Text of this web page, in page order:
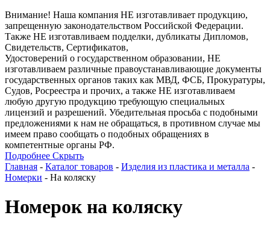
Внимание! Наша компания НЕ изготавливает продукцию,
запрещенную законодательством Российской Федерации.
Также НЕ изготавливаем подделки, дубликаты Дипломов,
Свидетельств, Сертификатов,
Удостоверений о государственном образовании, НЕ
изготавливаем различные правоустанавливающие документы
государственных органов таких как МВД, ФСБ, Прокуратуры,
Судов, Росреестра и прочих, а также НЕ изготавливаем
любую другую продукцию требующую специальных
лицензий и разрешений. Убедительная просьба с подобными
предложениями к нам не обращаться, в противном случае мы
имеем право сообщать о подобных обращениях в
компетентные органы РФ.
Подробнее Скрыть
Главная - Каталог товаров - Изделия из пластика и металла -
Номерки - На коляску
Номерок на коляску